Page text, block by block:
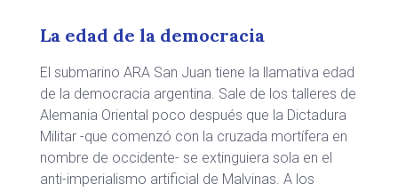
La edad de la democracia
El submarino ARA San Juan tiene la llamativa edad
de la democracia argentina. Sale de los talleres de
Alemania Oriental poco después que la Dictadura
Militar -que comenzó con la cruzada mortífera en
nombre de occidente- se extinguiera sola en el
anti-imperialismo artificial de Malvinas. A los